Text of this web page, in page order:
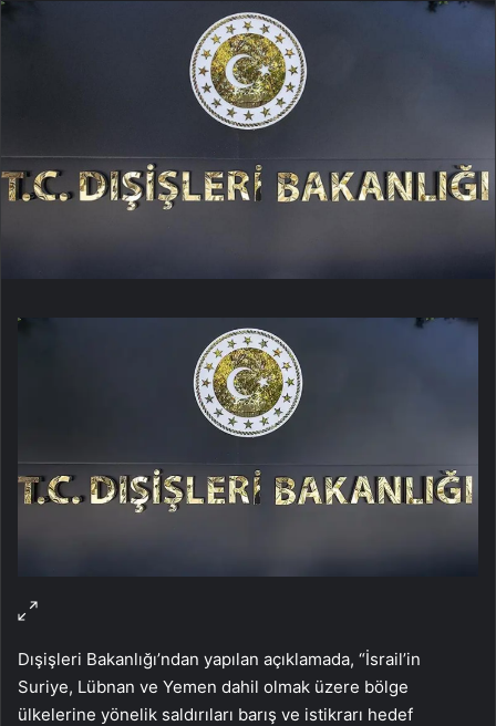
Dışişleri Bakanlığı’ndan yapılan açıklamada, “İsrail’in
Suriye, Lübnan ve Yemen dahil olmak üzere bölge
ülkelerine yönelik saldırıları barış ve istikrarı hedef